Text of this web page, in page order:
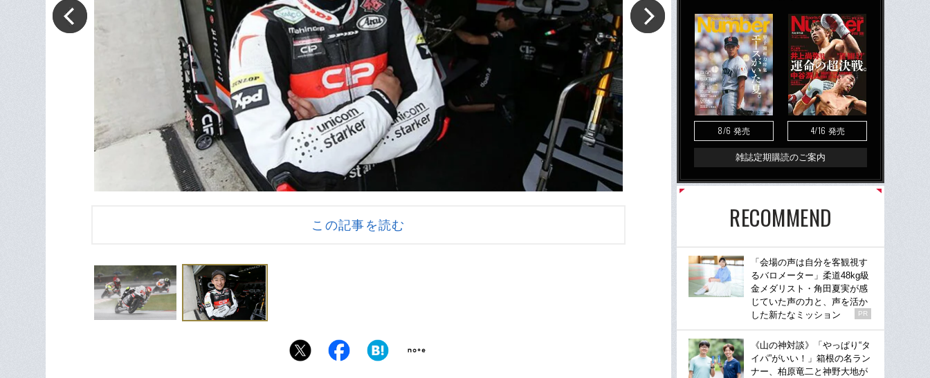
この記事を読む
8/6 発売 4/16 発売
雑誌定期購読のご案内
RECOMMEND
「会場の声は自分を客観視す
るバロメーター」柔道48kg級
金メダリスト・角田夏実が感
じていた声の力と、声を活か
した新たなミッション
PR
《山の神対談》「やっぱり“タ
イパ”がいい！」箱根の名ラン
ナー、柏原竜二と神野大地が